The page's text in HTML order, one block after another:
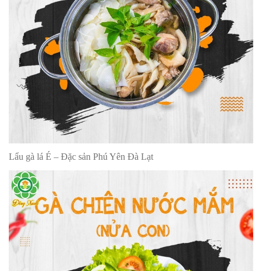
Lẩu gà lá É – Đặc sản Phú Yên Đà Lạt